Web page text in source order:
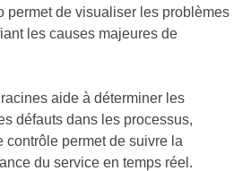
permet de visualiser les problèmes
les causes majeures de
aide à déterminer les
défauts dans les processus,
contrôle permet de suivre la
du service en temps réel.